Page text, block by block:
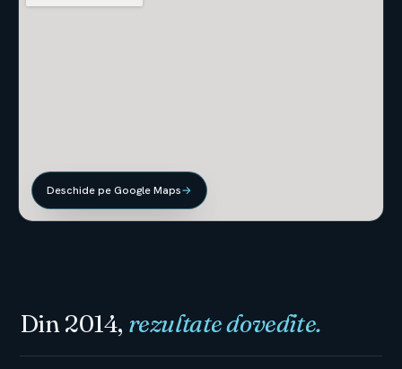
Deschide pe Google Maps→
Din 2014, rezultate dovedite.